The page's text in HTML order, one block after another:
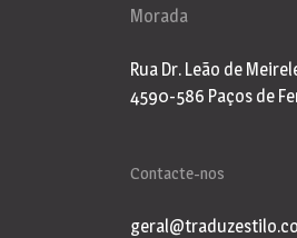
Morada
Rua Dr. Leão de
4590-586 Paços de
Contacte-nos